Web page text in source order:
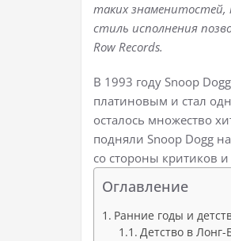
таких знаменитостей,
стиль исполнения
Row Records.
В 1993 году Snoop
платиновым и стал
осталось множество
подняли Snoop Dogg
со стороны критиков
Оглавление
Ранние годы и
Детство в Лонг-